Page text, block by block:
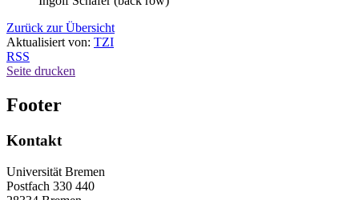
Zurück zur Übersicht
Aktualisiert von: TZI
RSS
Seite drucken
Footer
Kontakt
Universität Bremen
Postfach 330 440